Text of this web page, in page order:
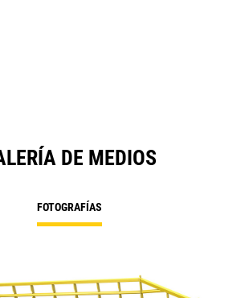
DE MEDIOS
FOTOGRAFÍAS